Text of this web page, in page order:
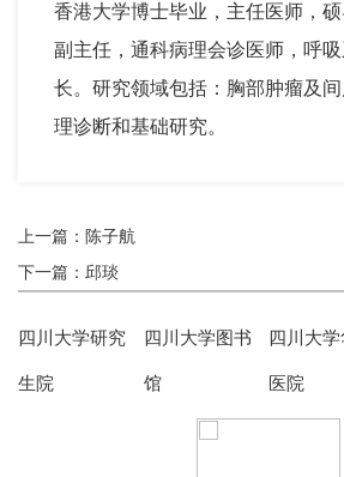
香港大学博士毕业，主任医师，
副主任，通科病理会诊医师，呼
长。研究领域包括：胸部肿瘤及
理诊断和基础研究。
上一篇：陈子航
下一篇：邱琰
四川大学研究
生院
四川大学图书
馆
四川大
医院